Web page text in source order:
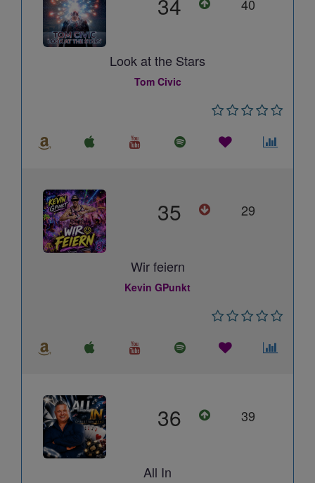
40
Look at the Stars
Tom Civic
35 29
Wir feiern
Kevin GPunkt
36 39
All In